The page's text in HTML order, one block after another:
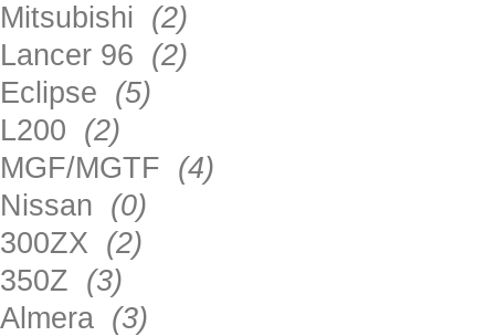
Mitsubishi (2)
Lancer 96 (2)
Eclipse (5)
L200 (2)
MGF/MGTF (4)
Nissan (0)
300ZX (2)
350Z (3)
Almera (3)